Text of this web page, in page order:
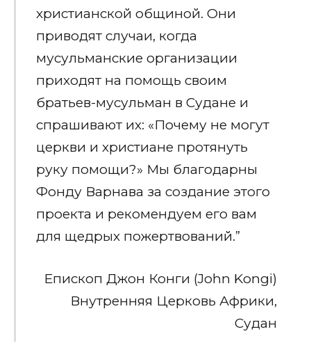
христианской общиной. Они
приводят случаи, когда
мусульманские организации
приходят на помощь своим
братьев-мусульман в Судане и
спрашивают их: «Почему не могут
церкви и христиане протянуть
руку помощи?» Мы благодарны
Фонду Варнава за создание этого
проекта и рекомендуем его вам
для щедрых пожертвований.”
Епископ Джон Конги (John Kongi)
Внутренняя Церковь Африки,
Судан